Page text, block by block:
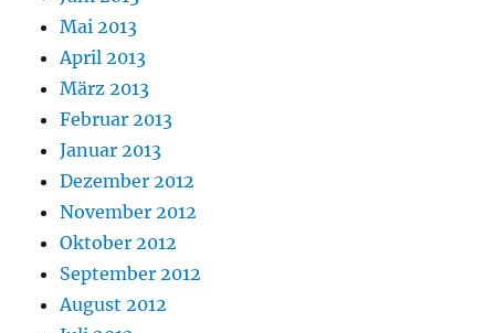
Mai 2013
April 2013
März 2013
Februar 2013
Januar 2013
Dezember 2012
November 2012
Oktober 2012
September 2012
August 2012